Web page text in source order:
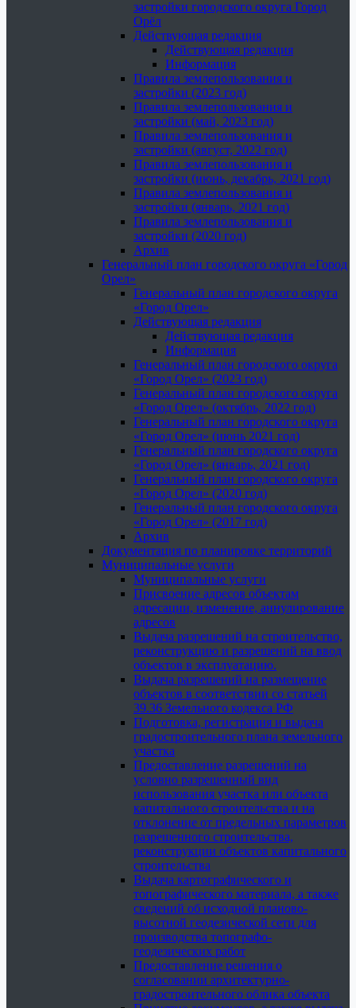
застройки городского округа Город
Орёл
Действующая редакция
Действующая редакция
Информация
Правила землепользования и
застройки (2023 год)
Правила землепользования и
застройки (май, 2023 год)
Правила землепользования и
застройки (август, 2022 год)
Правила землепользования и
застройки (июнь, декабрь, 2021 год)
Правила землепользования и
застройки (январь, 2021 год)
Правила землепользования и
застройки (2020 год)
Архив
Генеральный план городского округа «Город
Орел»
Генеральный план городского округа
«Город Орел»
Действующая редакция
Действующая редакция
Информация
Генеральный план городского округа
«Город Орел» (2023 год)
Генеральный план городского округа
«Город Орел» (октябрь, 2022 год)
Генеральный план городского округа
«Город Орел» (июнь 2021 год)
Генеральный план городского округа
«Город Орел» (январь, 2021 год)
Генеральный план городского округа
«Город Орел» (2020 год)
Генеральный план городского округа
«Город Орел» (2017 год)
Архив
Документация по планировке территорий
Муниципальные услуги
Муниципальные услуги
Присвоение адресов объектам
адресации, изменение, аннулирование
адресов
Выдача разрешений на строительство,
реконструкцию и разрешений на ввод
объектов в эксплуатацию.
Выдача разрешений на размещение
объектов в соответствии со статьей
39.36 Земельного кодекса РФ
Подготовка, регистрация и выдача
градостроительного плана земельного
участка
Предоставление разрешений на
условно разрешенный вид
использования участка или объекта
капитального строительства и на
отклонение от предельных параметров
разрешенного строительства,
реконструкции объектов капитального
строительства
Выдача картографического и
топографического материала, а также
сведений об исходной планово-
высотной геодезической сети для
производства топографо-
геодезических работ
Предоставление решения о
согласовании архитектурно-
градостроительного облика объекта